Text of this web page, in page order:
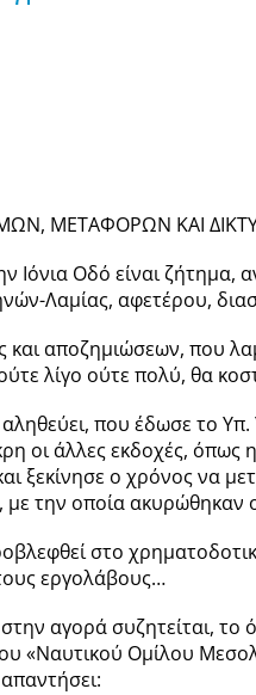
ΜΕΤΑΦΟΡΩΝ ΚΑΙ
Ιόνια Οδό είναι ζήτημα,
Λαμίας, αφετέρου,
αποζημιώσεων, που
λίγο ούτε πολύ, θα
αληθεύει, που έδωσε το
οι άλλες εκδοχές,
ξεκίνησε ο χρόνος να
την οποία ακυρώθηκαν
στο
εργολάβους…
αγορά συζητείται,
«Ναυτικού Ομίλου